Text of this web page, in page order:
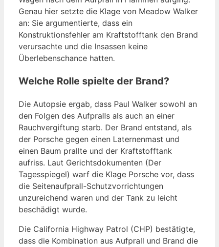
Genau hier setzte die Klage von Meadow Walker
an: Sie argumentierte, dass ein
Konstruktionsfehler am Kraftstofftank den Brand
verursachte und die Insassen keine
Überlebenschance hatten.
Welche Rolle spielte der Brand?
Die Autopsie ergab, dass Paul Walker sowohl an
den Folgen des Aufpralls als auch an einer
Rauchvergiftung starb. Der Brand entstand, als
der Porsche gegen einen Laternenmast und
einen Baum prallte und der Kraftstofftank
aufriss. Laut Gerichtsdokumenten (Der
Tagesspiegel) warf die Klage Porsche vor, dass
die Seitenaufprall-Schutzvorrichtungen
unzureichend waren und der Tank zu leicht
beschädigt wurde.
Die California Highway Patrol (CHP) bestätigte,
dass die Kombination aus Aufprall und Brand die